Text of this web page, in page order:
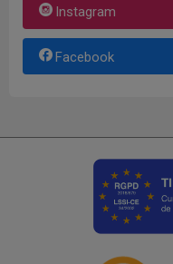
Instagram
Facebook